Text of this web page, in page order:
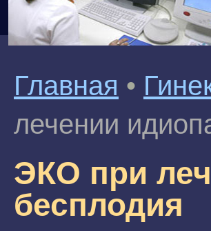
Главная •
лечении
ЭКО при
бесплодия